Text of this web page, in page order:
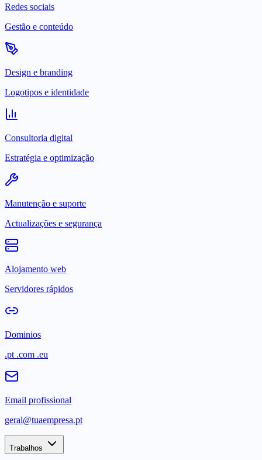
Redes sociais
Gestão e conteúdo
Design e branding
Logotipos e identidade
Consultoria digital
Estratégia e optimização
Manutenção e suporte
Actualizações e segurança
Alojamento web
Servidores rápidos
Dominios
.pt .com .eu
Email profissional
geral@tuaempresa.pt
Trabalhos